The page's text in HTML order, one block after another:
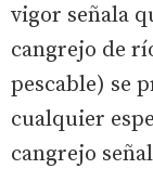
vigor señala
cangrejo de
pescable) se
cualquier
cangrejo